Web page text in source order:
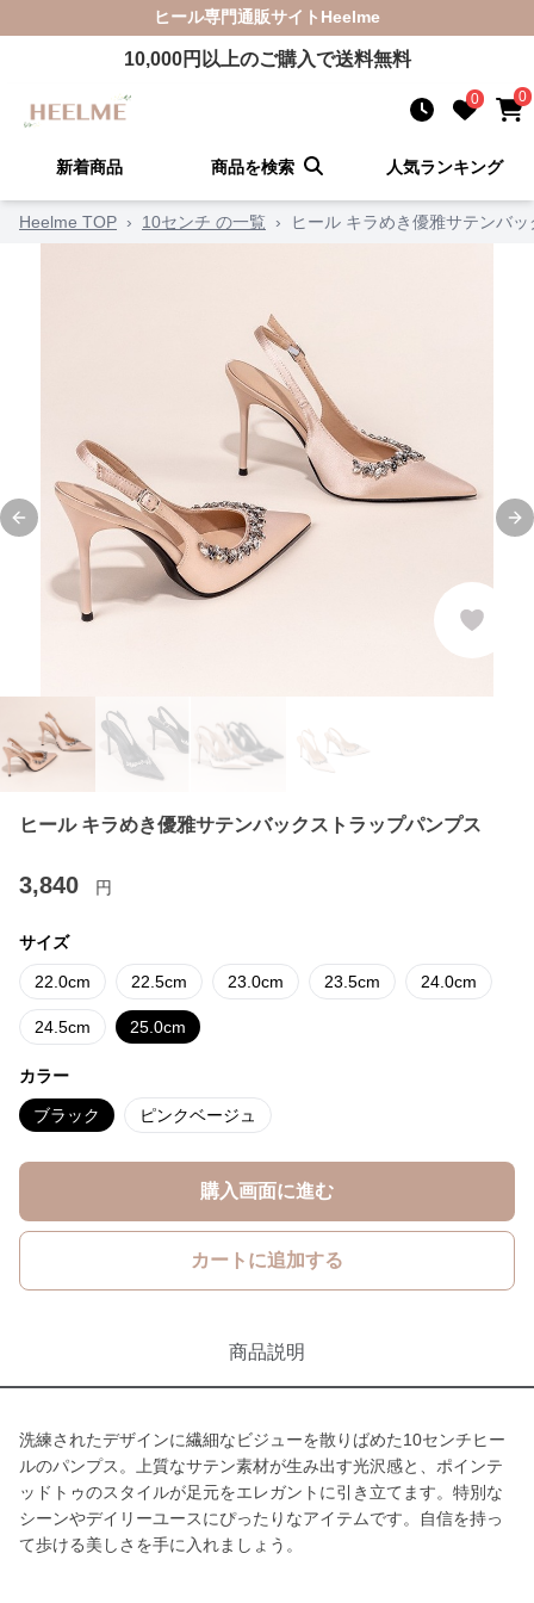
ヒール専門通販サイト Heelme
10,000円以上のご購入で送料無料
0 0
新着商品 商品を検索 人気ランキング
Heelme TOP › 10センチ の一覧 › ヒール キラめき優雅サテンバ
Previous slide
ヒール キラめき優雅サテンバックストラップパンプス
3,840 円
サイズ
22.0cm 22.5cm 23.0cm 23.5cm 24.0cm
24.5cm 25.0cm
カラー
ブラック ピンクベージュ
購入画面に進む
カートに追加する
商品説明
洗練されたデザインに繊細なビジューを散りばめた10センチヒー
ルのパンプス。上質なサテン素材が生み出す光沢感と、ポインテ
ッドトゥのスタイルが足元をエレガントに引き立てます。特別な
シーンやデイリーユースにぴったりなアイテムです。自信を持っ
て歩ける美しさを手に入れましょう。